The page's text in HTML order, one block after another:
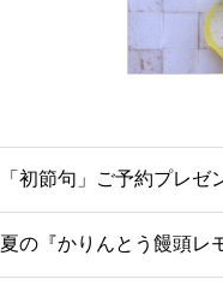
「初節句」ご予約プレゼ
夏の『かりんとう饅頭レ